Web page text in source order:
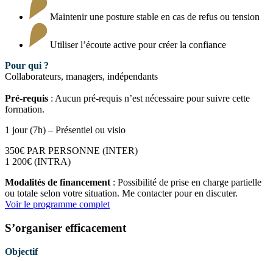
Maintenir une posture stable en cas de refus ou tension
Utiliser l’écoute active pour créer la confiance
Pour qui ?
Collaborateurs, managers, indépendants
Pré-requis : Aucun pré-requis n’est nécessaire pour suivre cette
formation.
1 jour (7h) – Présentiel ou visio
350€ PAR PERSONNE (INTER)
1 200€ (INTRA)
Modalités de financement : Possibilité de prise en charge partielle
ou totale selon votre situation. Me contacter pour en discuter.
Voir le programme complet
S’organiser efficacement
Objectif